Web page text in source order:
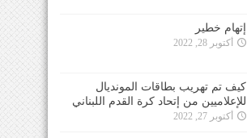
إتهام خطير
أكتوبر 28, 2022
كيف تم تهريب بطاقات المونديال
للإعلاميين من إتحاد كرة القدم اللبناني
أكتوبر 27, 2022